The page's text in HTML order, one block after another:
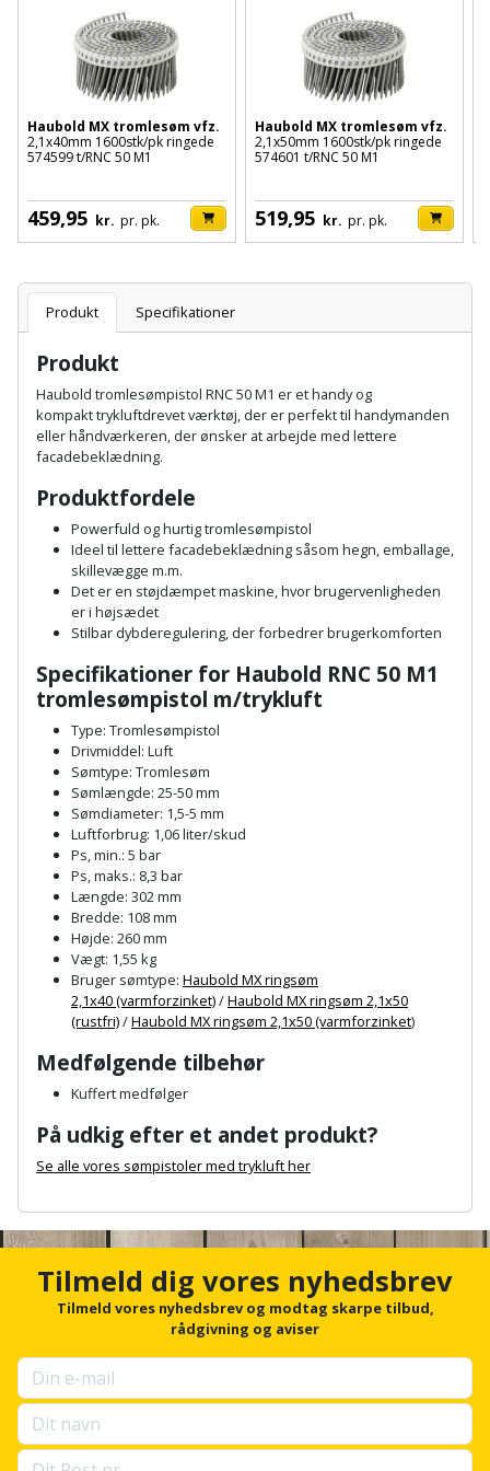
Fugtsikring
Garageport
Gelænder
Grundmursplader
Hardieplank
brædder
Hemsestige
Isolering
terrassebrædder
Lecablokke
fundablokke
Lofter
Lofttrapper
Murbinder
Murpap
murfolie
Mursten
Plastlister
Radonsikring
Rumdeler
Sand
og
Skruer,
bolte
Skunklem
Søm
Fugepistol
skumpistol
Gevindskærer
Gipsværktøj
Glasløfter
Glasskærer
Hæftepistol
og
hammer
Hammer
Høvl
Kiler
Kloakrenser
Kniv
hobbykniv
Koben
Kridtsnor
Lærlingesæt
Landmålerstok
Løfteudstyr
Målebånd
Markeringsværktøj
Mejsel
Murerværktøj
Nedstryger
Økse
Oliekande
Betonsliber
Bindemaskine
Bits
Bor
Bore-
og
skruemaskine
Borehammer
Boremaskinetilbehør
Detektor
Diamantskæremaskine
Diamantslibertilbehør
Dykkerpistol
Dyksav
Excentersliber
Excenterslibertilbehør
Fedtsprøjte
Flamingoskærer
Flisevibrator
Forlængerledning
Fugepistol
Gipsskruemaskine
Girafsliber
Girafsliber
tilbehør
Høvl
Motorenhed
Motorsav
og
kædesav
Motorsav
og
tilbehør
Pælebor
Plæneklipper
Plæneklipper
Robotplæneklipper
Robotplæneklipper
tilbehør
Vertikalskærer
mosfjerner
Vinduesvasker
Brænde
Brændeovn
Brandslukker
Camping
Damprengøring
Dørrist
Drivhus
Drivhustilbehør
Elartikler
Flagstænger
og
Fuglefoderhus
Garderobe
opbevaring
Gavekort
Grill
Gummibåd
kajak
Havepleje
Haveredskaber
Haveslange
Havetilbehør
Hegn
afrensning
Spartelmasse
til
væg
Tape
fittings
Stålvask
og
indeklima
Aktiviteter
Haubold MX tromlesøm vfz.
2,1x40mm 1600stk/pk ringede
574599 t/RNC 50 M1
459,95 kr. pr. pk.
Haubold MX tromlesøm vfz.
2,1x50mm 1600stk/pk ringede
574601 t/RNC 50 M1
519,95 kr. pr. pk.
Produkt Specifikationer
Produkt
Haubold tromlesømpistol RNC 50 M1 er et handy og
kompakt trykluftdrevet værktøj, der er perfekt til handymanden
eller håndværkeren, der ønsker at arbejde med lettere
facadebeklædning.
Produktfordele
Powerfuld og hurtig tromlesømpistol
Ideel til lettere facadebeklædning såsom hegn, emballage,
skillevægge m.m.
Det er en støjdæmpet maskine, hvor brugervenligheden
er i højsædet
Stilbar dybderegulering, der forbedrer brugerkomforten
Specifikationer for Haubold RNC 50 M1
tromlesømpistol m/trykluft
Type: Tromlesømpistol
Drivmiddel: Luft
Sømtype: Tromlesøm
Sømlængde: 25-50 mm
Sømdiameter: 1,5-5 mm
Luftforbrug: 1,06 liter/skud
Ps, min.: 5 bar
Ps, maks.: 8,3 bar
Længde: 302 mm
Bredde: 108 mm
Højde: 260 mm
Vægt: 1,55 kg
Bruger sømtype: Haubold MX ringsøm
2,1x40 (varmforzinket)/Haubold MX ringsøm 2,1x50
(rustfri)/Haubold MX ringsøm 2,1x50 (varmforzinket)
Medfølgende tilbehør
Kuffert medfølger
På udkig efter et andet produkt?
Se alle vores sømpistoler med trykluft her
c
r
u
p
s
e
Tilmeld dig vores nyhedsbrev
Tilmeld vores nyhedsbrev og modtag skarpe tilbud,
rådgivning og aviser